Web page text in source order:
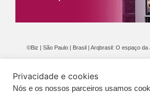
©Biz | São Paulo | Brasil | Arqbrasil: O espaço da
GERAIS DE PUBLICAÇÃO
Privacidade e cookies
Nós e os nossos parceiros usamos